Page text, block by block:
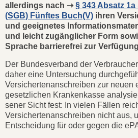
allerdings nach ➝§ 343 Absatz
(SGB) Fünftes Buch(V) ihren
und geeignetes
und leicht zugänglicher Form
Sprache barrierefrei zur
Der Bundesverband der
daher eine Untersuchung
Versichertenanschreiben zur neuen
gesetzlichen Krankenkasse
sener Sicht fest: In vielen Fällen
Versichertenanschreiben nicht aus,
Entscheidung für oder gegen die